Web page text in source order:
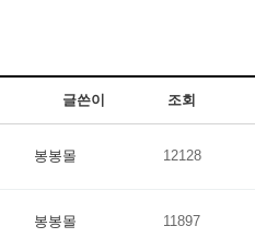
글쓴이 조회
봉봉몰 12128
봉봉몰 11897